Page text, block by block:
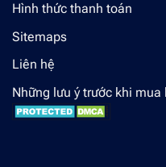
Hình thức thanh toán
Sitemaps
Liên hệ
Những lưu ý trước khi mua